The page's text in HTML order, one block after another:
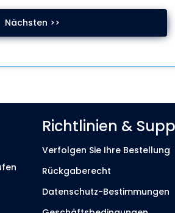
Nächsten >>
Richtlinien &
Verfolgen Sie Ihre Bestellung
Rückgaberecht
Datenschutz-Bestimmungen